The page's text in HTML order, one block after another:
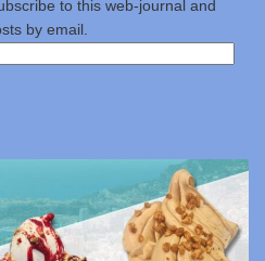
to this web-journal and
by email.